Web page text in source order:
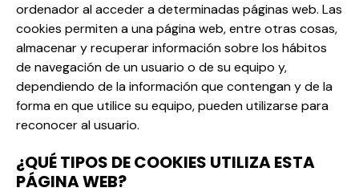
ordenador al acceder a determinadas páginas web. Las
cookies permiten a una página web, entre otras cosas,
almacenar y recuperar información sobre los hábitos
de navegación de un usuario o de su equipo y,
dependiendo de la información que contengan y de la
forma en que utilice su equipo, pueden utilizarse para
reconocer al usuario.
¿QUÉ TIPOS DE COOKIES UTILIZA ESTA
PÁGINA WEB?